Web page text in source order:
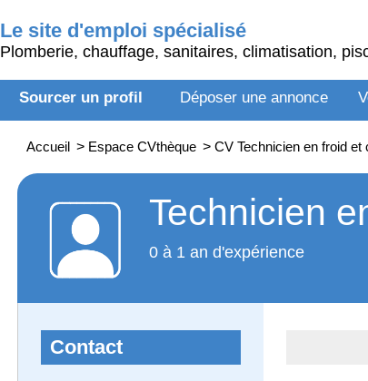
Le site d'emploi spécialisé
Plomberie, chauffage, sanitaires, climatisation,
Sourcer un profil Déposer une annonce
Accueil > Espace CVthèque > CV Technicien en froid
Technicien
0 à 1 an d'expérience
Contact